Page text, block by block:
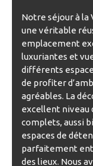
Notre séjour à la
une véritable
emplacement
luxuriantes et
différents
de profiter
agréables. La
excellent niveau
complets, aussi
espaces de
parfaitement
des lieux. Nous